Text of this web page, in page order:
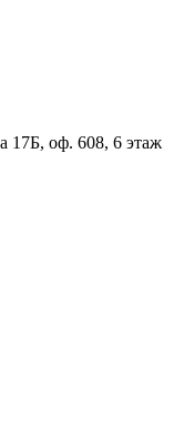
17Б, оф. 608, 6 этаж